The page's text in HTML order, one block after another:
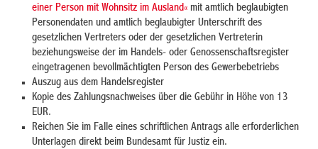
einer Person mit Wohnsitz im Ausland« mit amtlich beglaubigten
Personendaten und amtlich beglaubigter Unterschrift des
gesetzlichen Vertreters oder der gesetzlichen Vertreterin
beziehungsweise der im Handels- oder Genossenschaftsregister
eingetragenen bevollmächtigten Person des Gewerbebetriebs
Auszug aus dem Handelsregister
Kopie des Zahlungsnachweises über die Gebühr in Höhe von 13
EUR.
Reichen Sie im Falle eines schriftlichen Antrags alle erforderlichen
Unterlagen direkt beim Bundesamt für Justiz ein.